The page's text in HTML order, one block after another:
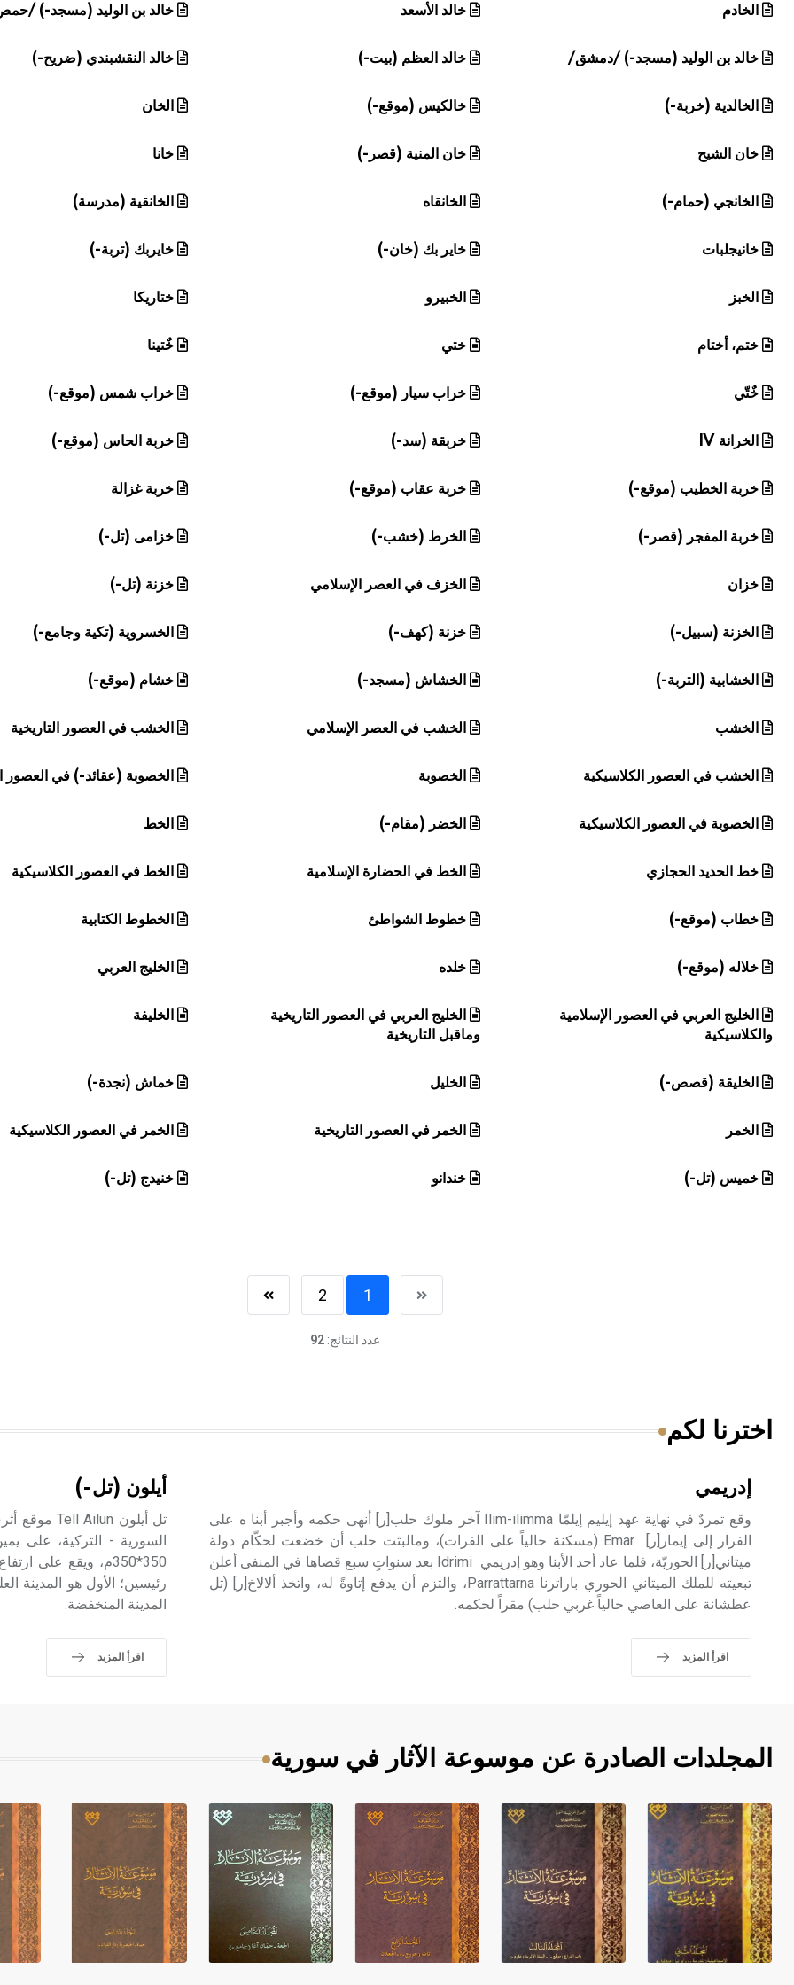
الخادم خالد الأسعد خالد بن الوليد (مسجد-) /
خالد بن الوليد (مسجد-) /دمشق/ خالد العظم (بيت-) خالد النقشبندي (ضريح-)
الخالدية (خربة-) خالكيس (موقع-) الخان
خان الشيح خان المنية (قصر-) خانا
الخانجي (حمام-) الخانقاه الخانقية (مدرسة)
خانيجلبات خاير بك (خان-) خايربك (تربة-)
الخبز الخبيرو ختاريكا
ختم، أختام ختي خٌتينا
خٌتّي خراب سيار (موقع-) خراب شمس (موقع-)
الخرانة IV خربقة (سد-) خربة الحاس (موقع-)
خربة الخطيب (موقع-) خربة عقاب (موقع-) خربة غزالة
خربة المفجر (قصر-) الخرط (خشب-) خزامى (تل-)
خزان الخزف في العصر الإسلامي خزنة (تل-)
الخزنة (سبيل-) خزنة (كهف-) الخسروية (تكية وجامع-)
الخشابية (التربة-) الخشاش (مسجد-) خشام (موقع-)
الخشب الخشب في العصر الإسلامي الخشب في العصور التاريخية
الخشب في العصور الكلاسيكية الخصوبة الخصوبة (عقائد-) في العصور
الخصوبة في العصور الكلاسيكية الخضر (مقام-) الخط
خط الحديد الحجازي الخط في الحضارة الإسلامية الخط في العصور الكلاسيكية
خطاب (موقع-) خطوط الشواطئ الخطوط الكتابية
خلاله (موقع-) خلده الخليج العربي
الخليج العربي في العصور الإسلامية
والكلاسيكية
الخليج العربي في العصور التاريخية
وماقبل التاريخية
الخليفة
الخليقة (قصص-) الخليل خماش (نجدة-)
الخمر الخمر في العصور التاريخية الخمر في العصور الكلاسيكية
خميس (تل-) خندانو خنيدج (تل-)
1
2
عدد النتائج:92
اخترنا لكم
إدريمي
وقع تمردٌ في نهاية عهد إيليم إيلمّا Ilim-ilimma آخر ملوك حلب[ر] أنهى حكمه وأجبر أبنا ه على
الفرار إلى إيمار[ر] Emar (مسكنة حالياً على الفرات)، ومالبثت حلب أن خضعت لحكّام دولة
ميتاني[ر] الحوريّة، فلما عاد أحد الأبنا وهو إدريمي Idrimi بعد سنواتٍ سبع قضاها في المنفى أعلن
تبعيته للملك الميتاني الحوري باراترنا Parrattarna، والتزم أن يدفع إتاوةً له، واتخذ ألالاخ[ر] (تل
عطشانة على العاصي حالياً غربي حلب) مقراً لحكمه.
اقرأ المزيد
أيلون (تل-)
السورية - التركية، على
المدينة المنخفضة.
اقرأ المزيد
المجلدات الصادرة عن موسوعة الآثار في سورية